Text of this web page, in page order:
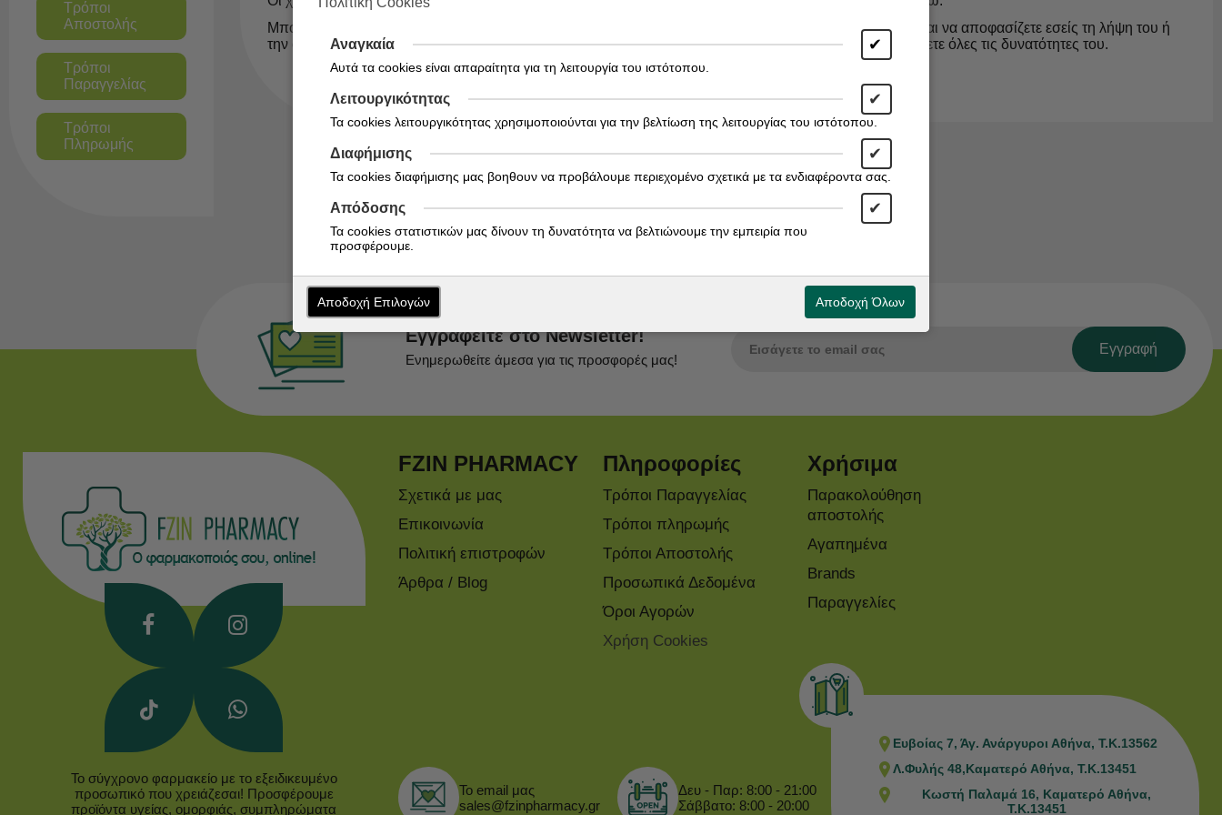
Τρόποι
Αποστολής
Τρόποι
Παραγγελίας
Τρόποι
Πληρωμής
Μπορείτε να ρυθμίσετε τον Browser σας, να σας ενημερώνει κάθε φορά πριν γίνει η λήψη ενός cookie και να αποφασίζετε εσείς τη λήψη του ή
την απόρριψή του. Σ' αυτή την περίπτωση έχετε υπόψη ότι ενδέχεται να μην είστε σε θέση να αξιοποιήσετε όλες τις δυνατότητες του.
Εγγραφείτε στο Newsletter!
Ενημερωθείτε άμεσα για τις προσφορές μας!
Εγγραφή
Το σύγχρονο φαρμακείο με το εξειδικευμένο
προσωπικό που χρειάζεσαι! Προσφέρουμε
προϊόντα υγείας, ομορφιάς, συμπληρώματα
FZIN PHARMACY
Σχετικά με μας
Επικοινωνία
Πολιτική επιστροφών
Άρθρα / Blog
Πληροφορίες
Τρόποι Παραγγελίας
Τρόποι πληρωμής
Τρόποι Αποστολής
Προσωπικά Δεδομένα
Όροι Αγορών
Χρήση Cookies
Χρήσιμα
Παρακολούθηση
αποστολής
Αγαπημένα
Brands
Παραγγελίες
Το email μας
sales@fzinpharmacy.gr
Δευ - Παρ: 8:00 - 21:00
Σάββατο: 8:00 - 20:00
Ευβοίας 7, Άγ. Ανάργυροι Αθήνα, Τ.Κ.13562
Λ.Φυλής 48,Καματερό Αθήνα, Τ.Κ.13451
Κωστή Παλαμά 16, Καματερό Αθήνα,
Τ.Κ.13451
Αναγκαία ✔
Αυτά τα cookies είναι απαραίτητα για τη λειτουργία του ιστότοπου.
Λειτουργικότητας ✔
Τα cookies λειτουργικότητας χρησιμοποιούνται για την βελτίωση της λειτουργίας του ιστότοπου.
Διαφήμισης ✔
Τα cookies διαφήμισης μας βοηθουν να προβάλουμε περιεχομένο σχετικά με τα ενδιαφέροντα σας.
Απόδοσης ✔
Τα cookies στατιστικών μας δίνουν τη δυνατότητα να βελτιώνουμε την εμπειρία που
προσφέρουμε.
Αποδοχή Επιλογών Αποδοχή Όλων